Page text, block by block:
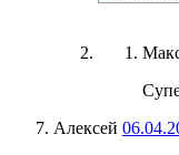
Алексей